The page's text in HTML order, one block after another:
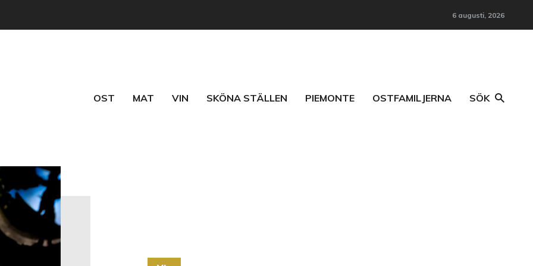
6 augusti, 2026
OST MAT VIN SKÖNA STÄLLEN PIEMONTE OSTFAMILJERNA SÖK